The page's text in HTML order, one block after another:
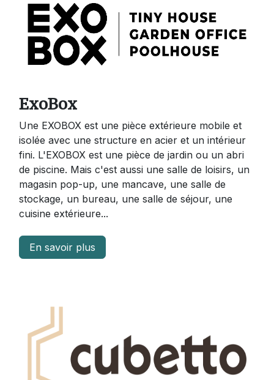
ExoBox
Une EXOBOX est une pièce extérieure mobile et
isolée avec une structure en acier et un intérieur
fini. L'EXOBOX est une pièce de jardin ou un abri
de piscine. Mais c'est aussi une salle de loisirs, un
magasin pop-up, une mancave, une salle de
stockage, un bureau, une salle de séjour, une
cuisine extérieure...
En savoir plus